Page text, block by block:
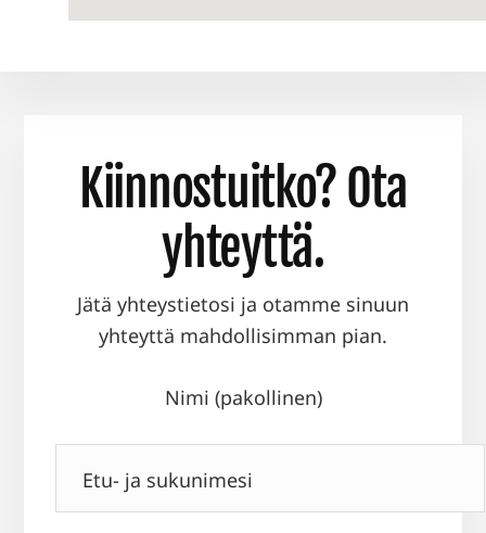
Kiinnostuitko? Ota
yhteyttä.
Jätä yhteystietosi ja otamme sinuun
yhteyttä mahdollisimman pian.
Nimi (pakollinen)